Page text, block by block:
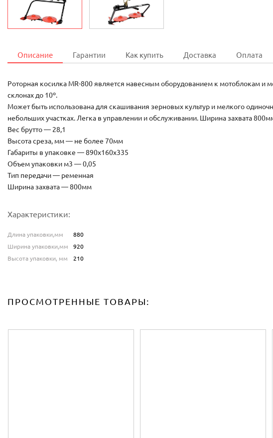
Описание Гарантии Как купить Доставка Оплата
Роторная косилка MR-800 является навесным оборудованием к мотоблокам и
склонах до 10º.
Может быть использована для скашивания зерновых культур и мелкого
небольших участках. Легка в управлении и обслуживании. Ширина захвата
Вес брутто — 28,1
Высота среза, мм — не более 70мм
Габариты в упаковке — 890х160х335
Объем упаковки м3 — 0,05
Тип передачи — ременная
Ширина захвата — 800мм
Характеристики:
Длина упаковки,мм
880
Ширина упаковки,мм
920
Высота упаковки, мм
210
ПРОСМОТРЕННЫЕ ТОВАРЫ: